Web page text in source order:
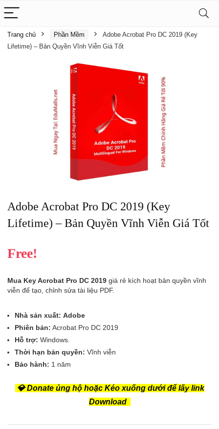
Trang chủ Phần Mềm
Adobe Acrobat Pro DC 2019 (Key
Lifetime) – Bản Quyền Vĩnh Viễn Giá Tốt
Adobe Acrobat Pro DC 2019 (Key
Lifetime) – Bản Quyền Vĩnh Viễn Giá Tốt
Free!
Mua Key Acrobat Pro DC 2019 giá rẻ kích hoạt bản quyền vĩnh
viễn để tạo, chỉnh sửa tài liệu PDF.
Nhà sản xuất: Adobe
Phiên bản: Acrobat Pro DC 2019
Hỗ trợ: Windows.
Thời hạn bản quyền: Vĩnh viễn
Bảo hành: 1 năm
💎 Donate ủng hộ hoặc Kéo xuống dưới để lấy link
Download